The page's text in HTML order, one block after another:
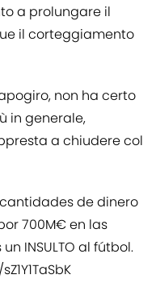
a prolungare il
il corteggiamento
non ha certo
in generale,
a chiudere col
de dinero
700M€ en las
INSULTO al fútbol.